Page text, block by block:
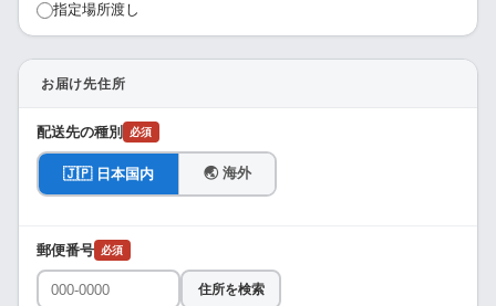
指定場所渡し
お届け先住所
配送先の種別 必須
🇯🇵 日本国内 🌏 海外
郵便番号 必須
住所を検索